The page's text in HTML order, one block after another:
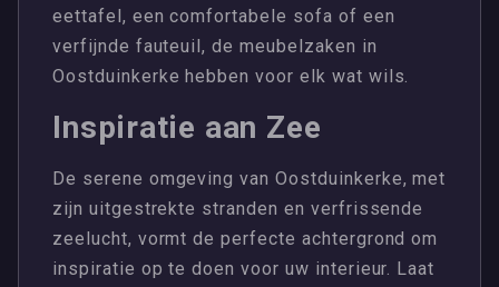
eettafel, een comfortabele sofa of een
verfijnde fauteuil, de meubelzaken in
Oostduinkerke hebben voor elk wat wils.
Inspiratie aan Zee
De serene omgeving van Oostduinkerke, met
zijn uitgestrekte stranden en verfrissende
zeelucht, vormt de perfecte achtergrond om
inspiratie op te doen voor uw interieur. Laat